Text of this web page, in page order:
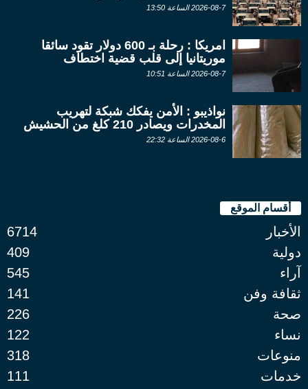
2026-08-7 الساعة 13:50
امريكا : رحلة بـ 600 دولار تقود سائقا
موريتانيا إلى قلب قضية اختطاف
2026-08-7 الساعة 10:51
نواذيبو : الأمن يفكك شبكة لتهريب
المخدرات ويصادر 210 كلغ من الحشيش
2026-08-6 الساعة 22:32
أقسام الموقع
الأخبار
6714
دولية
409
آراء
545
ثقافة وفن
141
صحة
226
نساء
122
منوعات
318
خدمات
111